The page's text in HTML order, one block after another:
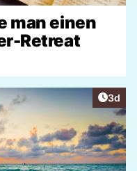
man einen
Retreat
3d